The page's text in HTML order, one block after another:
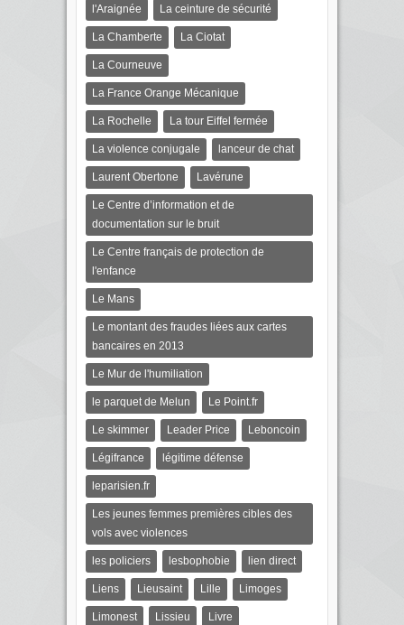
l'Araignée La ceinture de sécurité
La Chamberte La Ciotat
La Courneuve
La France Orange Mécanique
La Rochelle La tour Eiffel fermée
La violence conjugale lanceur de chat
Laurent Obertone Lavérune
Le Centre d’information et de
documentation sur le bruit
Le Centre français de protection de
l'enfance
Le Mans
Le montant des fraudes liées aux cartes
bancaires en 2013
Le Mur de l'humiliation
le parquet de Melun Le Point.fr
Le skimmer Leader Price Leboncoin
Légifrance légitime défense
leparisien.fr
Les jeunes femmes premières cibles des
vols avec violences
les policiers lesbophobie lien direct
Liens Lieusaint Lille Limoges
Limonest Lissieu Livre